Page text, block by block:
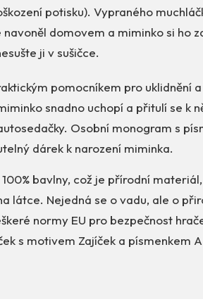
potisku). Vypraného
domovem a miminko si ho
ji v sušičce.
pomocníkem pro uklidnění
snadno uchopí a přitulí se k
Osobní monogram s
dárek k narození miminka.
bavlny, což je přírodní
látce. Nejedná se o vadu, ale o
normy EU pro bezpečnost
s motivem Zajíček a písmenkem